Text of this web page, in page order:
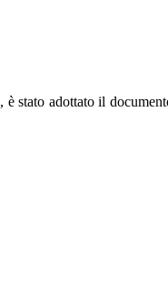
stato adottato il